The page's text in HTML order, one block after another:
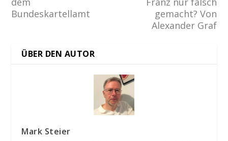
Bundeskartellamt
gemacht? Von
Alexander Graf
ÜBER DEN AUTOR
Mark Steier